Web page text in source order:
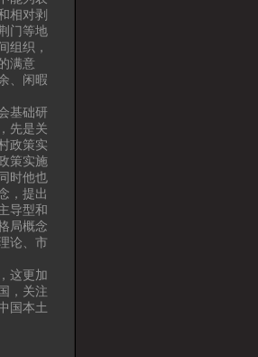
相对剥
门等地
组织，
满意
、闲暇
基础研
先是关
政策实
策实施
时他也
，提出
导型和
局概念
论、市
这更加
，关注
国本土
32元